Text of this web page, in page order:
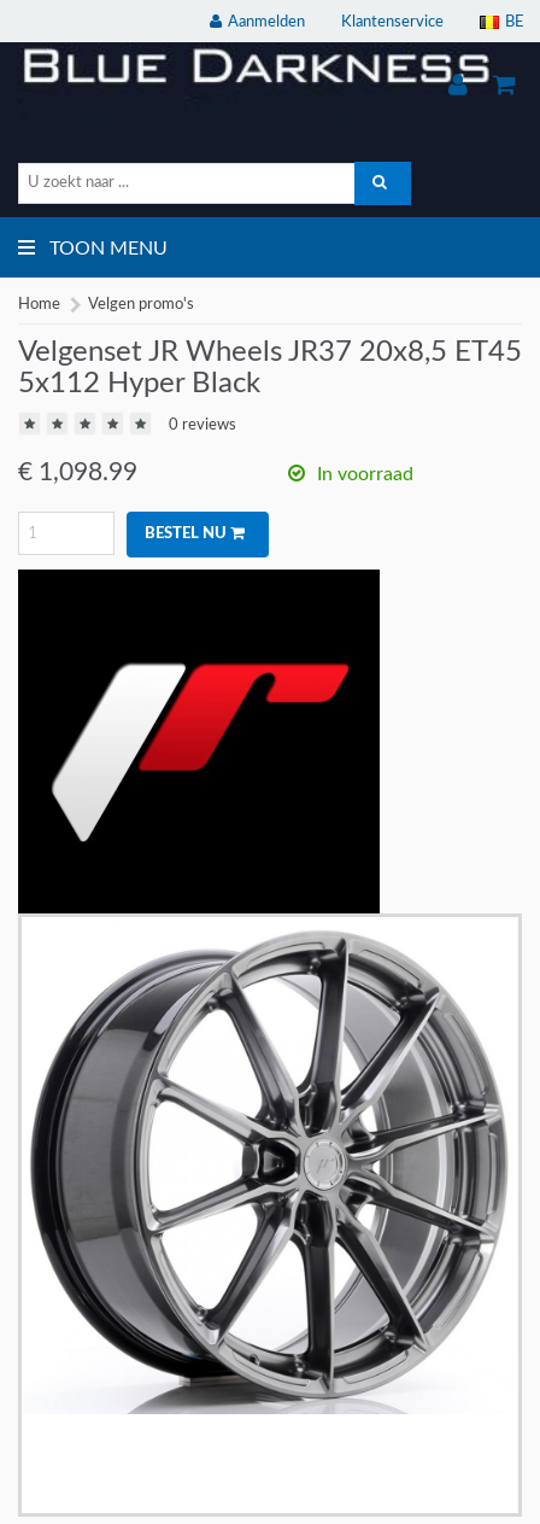
BE
Klantenservice
Aanmelden
TOON MENU
Home Velgen promo's
Velgenset JR Wheels JR37 20x8,5 ET45
5x112 Hyper Black
0 reviews
€ 1,098.99 In voorraad
BESTEL NU